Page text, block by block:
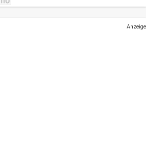
Anzeige